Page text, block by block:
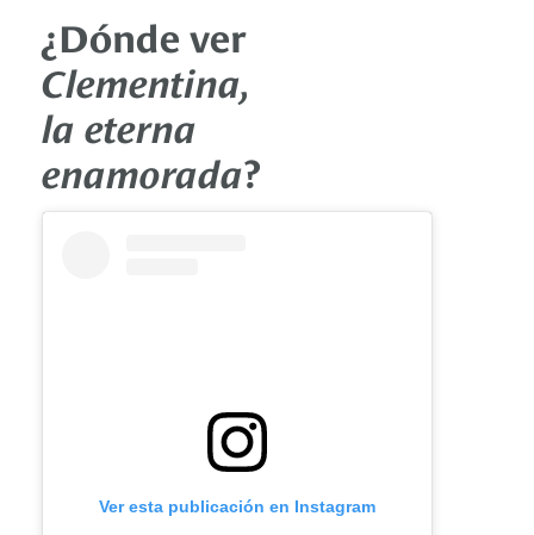
¿Dónde ver
Clementina,
la eterna
enamorada?
Ver esta publicación en Instagram